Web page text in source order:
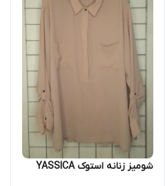
شومیز زنانه استوک YASSICA